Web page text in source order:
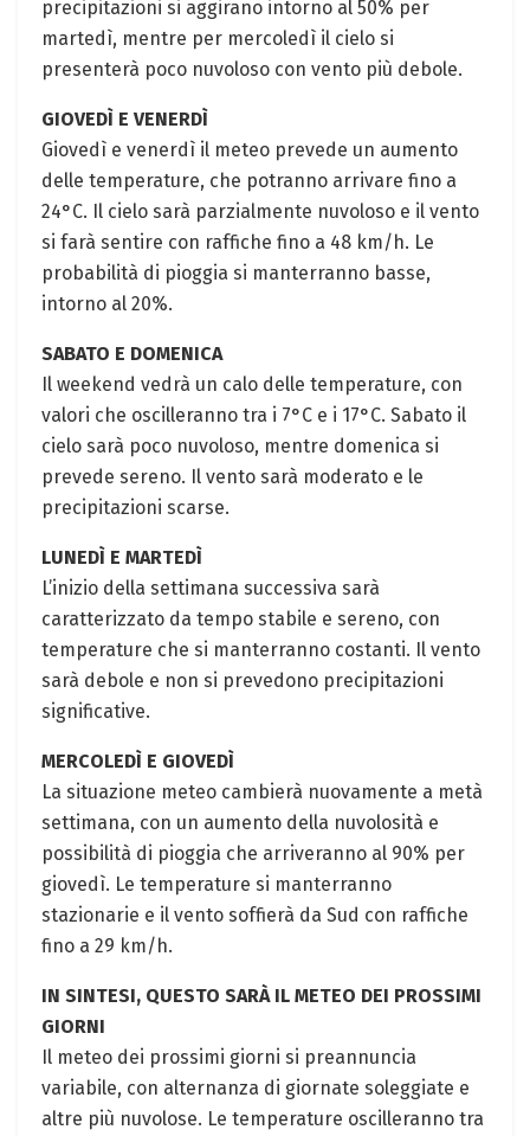
precipitazioni si aggirano intorno al 50% per
martedì, mentre per mercoledì il cielo si
presenterà poco nuvoloso con vento più debole.
GIOVEDÌ E VENERDÌ
Giovedì e venerdì il meteo prevede un aumento
delle temperature, che potranno arrivare fino a
24°C. Il cielo sarà parzialmente nuvoloso e il vento
si farà sentire con raffiche fino a 48 km/h. Le
probabilità di pioggia si manterranno basse,
intorno al 20%.
SABATO E DOMENICA
Il weekend vedrà un calo delle temperature, con
valori che oscilleranno tra i 7°C e i 17°C. Sabato il
cielo sarà poco nuvoloso, mentre domenica si
prevede sereno. Il vento sarà moderato e le
precipitazioni scarse.
LUNEDÌ E MARTEDÌ
L’inizio della settimana successiva sarà
caratterizzato da tempo stabile e sereno, con
temperature che si manterranno costanti. Il vento
sarà debole e non si prevedono precipitazioni
significative.
MERCOLEDÌ E GIOVEDÌ
La situazione meteo cambierà nuovamente a metà
settimana, con un aumento della nuvolosità e
possibilità di pioggia che arriveranno al 90% per
giovedì. Le temperature si manterranno
stazionarie e il vento soffierà da Sud con raffiche
fino a 29 km/h.
IN SINTESI, QUESTO SARÀ IL METEO DEI PROSSIMI
GIORNI
Il meteo dei prossimi giorni si preannuncia
variabile, con alternanza di giornate soleggiate e
altre più nuvolose. Le temperature oscilleranno tra